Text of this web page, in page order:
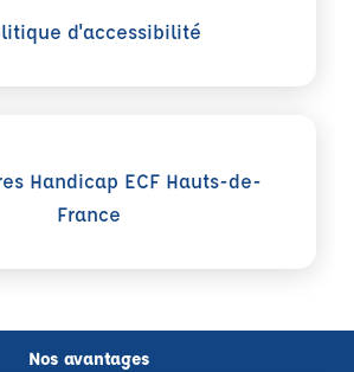
d'accessibilité
Handicap ECF Hauts-de-
France
Nos avantages